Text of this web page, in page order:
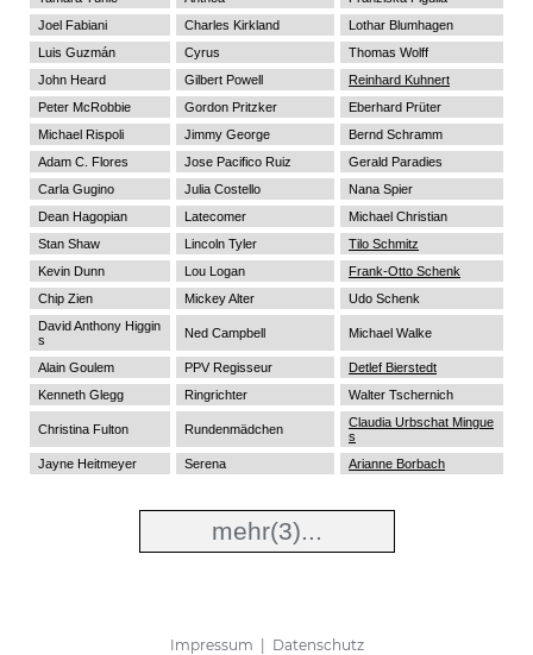
Joel Fabiani
Charles Kirkland
Lothar Blumhagen
Luis Guzmán
Cyrus
Thomas Wolff
John Heard
Gilbert Powell
Reinhard Kuhnert
Peter McRobbie
Gordon Pritzker
Eberhard Prüter
Michael Rispoli
Jimmy George
Bernd Schramm
Adam C. Flores
Jose Pacifico Ruiz
Gerald Paradies
Carla Gugino
Julia Costello
Nana Spier
Dean Hagopian
Latecomer
Michael Christian
Stan Shaw
Lincoln Tyler
Tilo Schmitz
Kevin Dunn
Lou Logan
Frank-Otto Schenk
Chip Zien
Mickey Alter
Udo Schenk
David Anthony Higgin
s
Ned Campbell Michael Walke
Alain Goulem PPV Regisseur
Detlef Bierstedt
Kenneth Glegg
Ringrichter Walter Tschernich
Christina Fulton Rundenmädchen
Claudia Urbschat Mingue
s
Jayne Heitmeyer
Serena Arianne Borbach
mehr(3)...
Impressum Datenschutz